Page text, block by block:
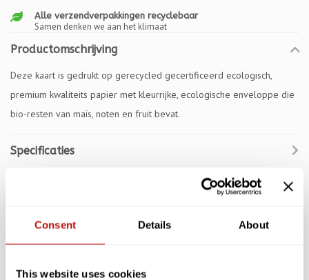
Consent Details About
This website uses cookies
Alle verzendverpakkingen recyclebaar
Samen denken we aan het klimaat
Productomschrijving
Deze kaart is gedrukt op gerecycled gecertificeerd ecologisch,
premium kwaliteits papier met kleurrijke, ecologische enveloppe die
bio-resten van maïs, noten en fruit bevat.
Specificaties